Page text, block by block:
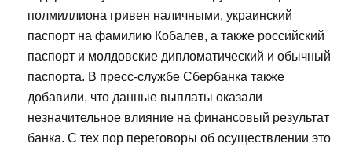
полмиллиона гривен наличными, украинский
паспорт на фамилию Кобалев, а также российский
паспорт и молдовские дипломатический и обычный
паспорта. В пресс-службе Сбербанка также
добавили, что данные выплаты оказали
незначительное влияние на финансовый результат
банка. С тех пор переговоры об осуществлении это